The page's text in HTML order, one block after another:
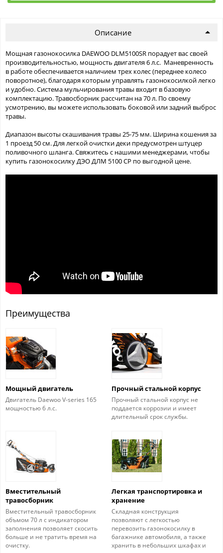
Описание
Мощная газонокосилка DAEWOO DLM5100SR порадует вас своей
производительностью, мощность двигателя 6 л.с. Маневренность
в работе обеспечивается наличием трех колес (переднее колесо
поворотное), благодаря которым управлять газонокосилкой легко
и удобно. Система мульчирования травы входит в базовую
комплектацию. Травосборник рассчитан на 70 л. По своему
усмотрению, вы можете использовать боковой или задний выброс
травы.
Диапазон высоты скашивания травы 25-75 мм. Ширина кошения за
1 проезд 50 см. Для легкой очистки деки предусмотрен штуцер
поливочного шланга. Свяжитесь с нашими менеджерами, чтобы
купить газонокосилку ДЭО ДЛМ 5100 СР по выгодной цене.
Преимущества
Мощный двигатель
Двигатель Daewoo V-series 165
мощностью 6 л.с.
Прочный стальной корпус
Прочный стальной корпус не
поддается коррозии и имеет
длительный срок службы.
Вместительный
травосборник
Вместительный травосборник
объмом 70 л с индикатором
заполнения позволяет скосить
больше и не тратить время на
очистку.
Легкая транспортировка и
хранение
Складная конструкция
позволяют с легкостью
перевозить газонокосилку в
багажнике автомобиля, а также
хранить в небольших шкафах и